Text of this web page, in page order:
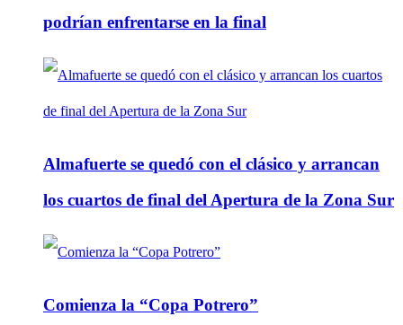
podrían enfrentarse en la final
Almafuerte se quedó con el clásico y arrancan
los cuartos de final del Apertura de la Zona Sur
Comienza la “Copa Potrero”